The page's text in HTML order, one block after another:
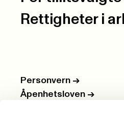
Rettigheter i
Personvern ->
Åpenhetsloven ->